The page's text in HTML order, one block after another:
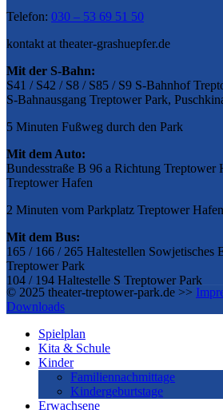
Telefon: 030 – 53 69 51 50
kontakt at theater-grashuepfer.de
Mit der S-Bahn:
S41 / S42 / S8 / S85 / S9 S-Bahnhof
S-Bahnausgang Treptower Park,
5 Minuten Fußweg durch den Park
Mit dem Auto:
Bundesstraße B 96 a Richtung Treptower
Treptower Hafen
2 Minuten vom Parkplatz Treptower Hafen
Mit dem Bus:
165 / 166 / 265 Haltestellen Sowjetisches
Treptower Park
104 / 194 Haltestelle S Treptower Park
© 2025 theater-treptower-park.de >>
Downloads
Spielplan
Kita & Schule
Kinder
Familiennachmittage
Kindergeburtstage
Erwachsene